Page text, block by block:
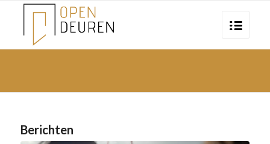
Berichten